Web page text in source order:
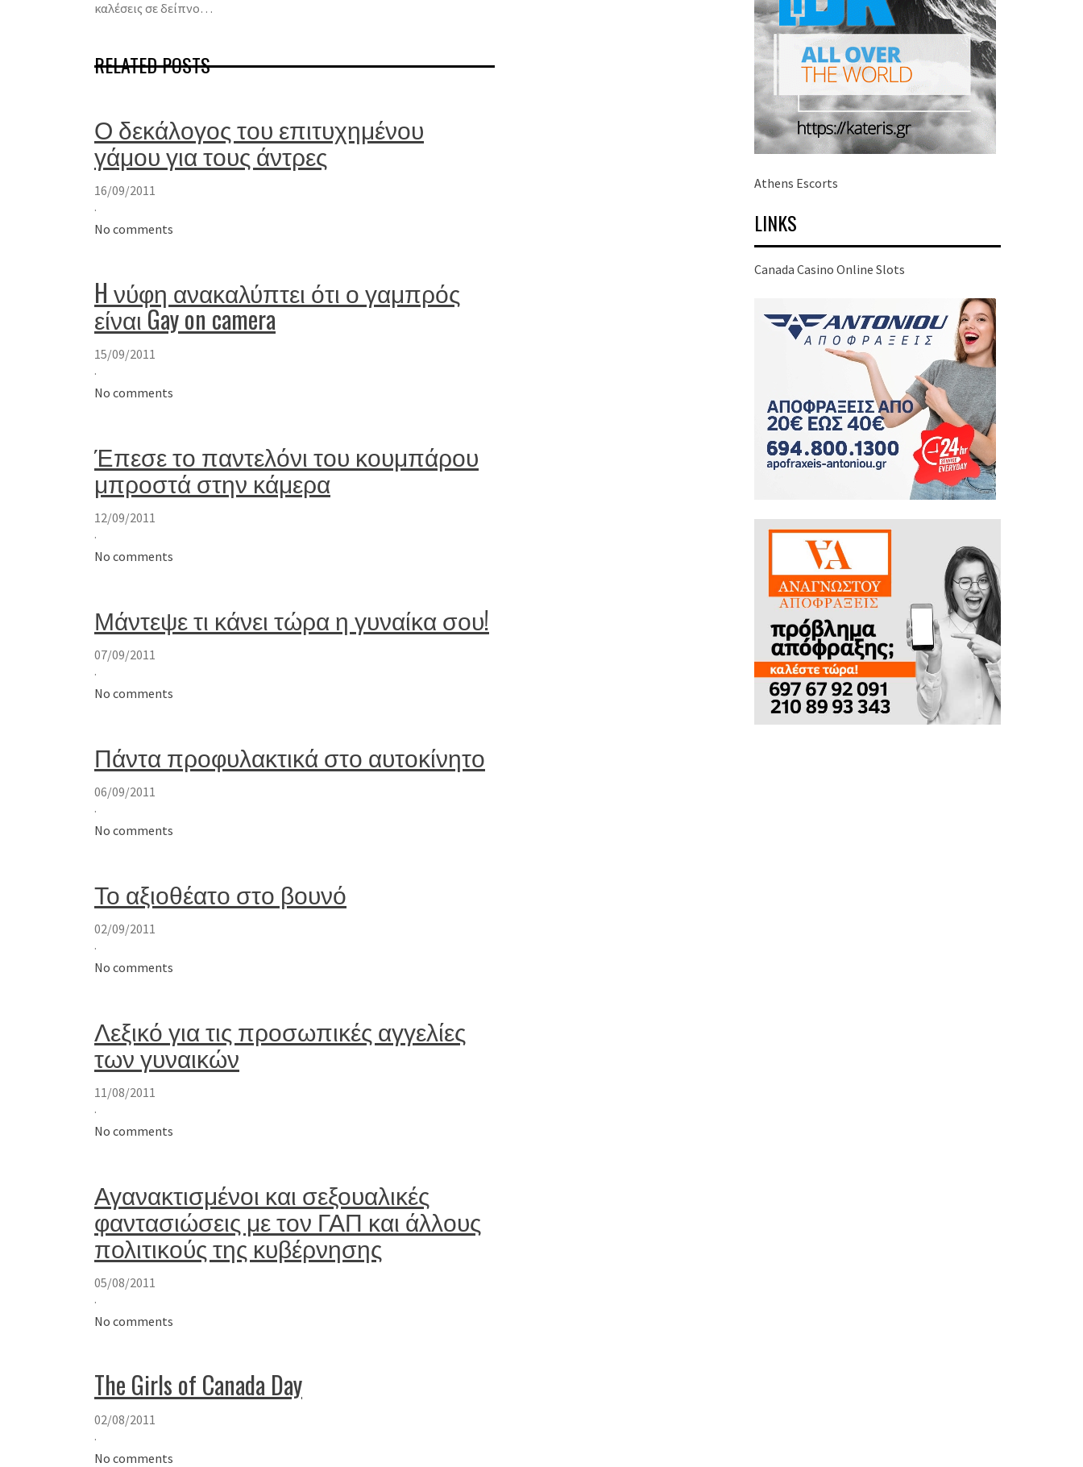
καλέσεις σε δείπνο…
RELATED POSTS
Ο δεκάλογος του επιτυχημένου
γάμου για τους άντρες
16/09/2011
·
No comments
H νύφη ανακαλύπτει ότι ο γαμπρός
είναι Gay on camera
15/09/2011
·
No comments
Έπεσε το παντελόνι του κουμπάρου
μπροστά στην κάμερα
12/09/2011
·
No comments
Μάντεψε τι κάνει τώρα η γυναίκα σου!
07/09/2011
·
No comments
Πάντα προφυλακτικά στο αυτοκίνητο
06/09/2011
·
No comments
Το αξιοθέατο στο βουνό
02/09/2011
·
No comments
Λεξικό για τις προσωπικές αγγελίες
των γυναικών
11/08/2011
·
No comments
Αγανακτισμένοι και σεξουαλικές
φαντασιώσεις με τον ΓΑΠ και άλλους
πολιτικούς της κυβέρνησης
05/08/2011
·
No comments
The Girls of Canada Day
02/08/2011
·
No comments
Athens Escorts
LINKS
Canada Casino Online Slots